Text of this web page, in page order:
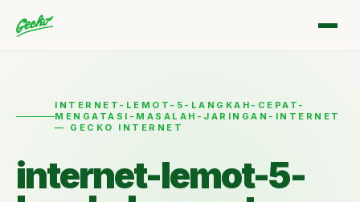
INTERNET-LEMOT-5-LANGKAH-CEPAT-
MENGATASI-MASALAH-JARINGAN-INTERNET
— GECKO INTERNET
internet-lemot-5-